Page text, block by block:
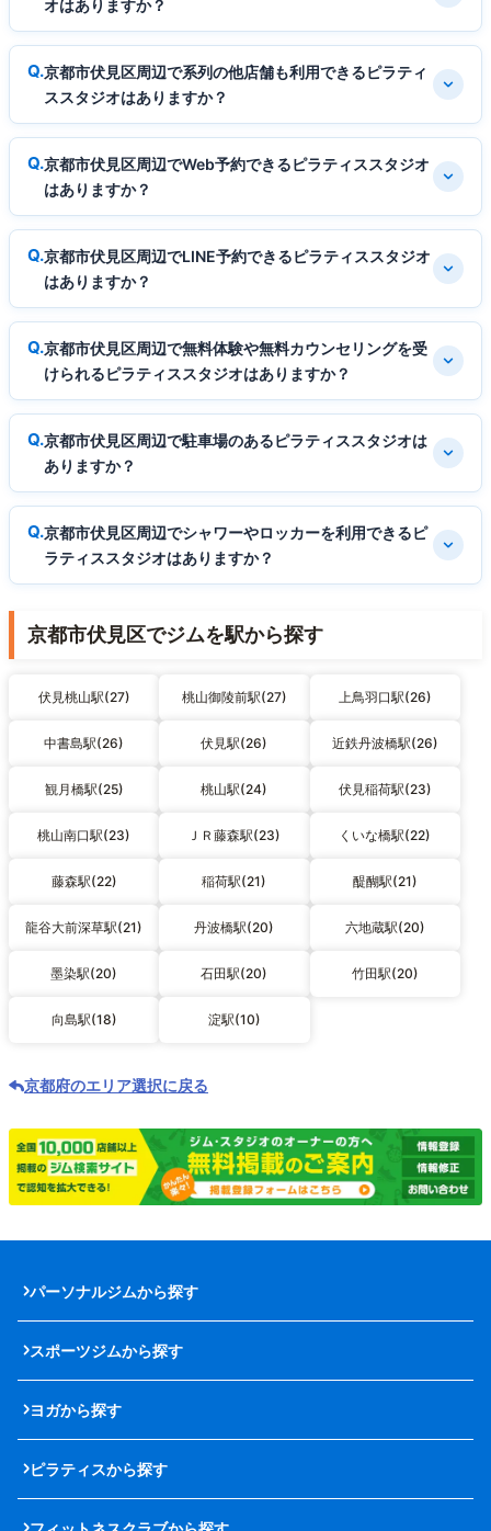
オはありますか？
京都市伏見区周辺で系列の他店舗も利用できるピラティ
ススタジオはありますか？
京都市伏見区周辺でWeb予約できるピラティススタジオ
はありますか？
京都市伏見区周辺でLINE予約できるピラティススタジオ
はありますか？
京都市伏見区周辺で無料体験や無料カウンセリングを受
けられるピラティススタジオはありますか？
京都市伏見区周辺で駐車場のあるピラティススタジオは
ありますか？
京都市伏見区周辺でシャワーやロッカーを利用できるピ
ラティススタジオはありますか？
京都市伏見区でジムを駅から探す
伏見桃山駅(27) 桃山御陵前駅(27) 上鳥羽口駅(26)
中書島駅(26) 伏見駅(26) 近鉄丹波橋駅(26)
観月橋駅(25) 桃山駅(24) 伏見稲荷駅(23)
桃山南口駅(23) ＪＲ藤森駅(23) くいな橋駅(22)
藤森駅(22) 稲荷駅(21) 醍醐駅(21)
龍谷大前深草駅(21) 丹波橋駅(20) 六地蔵駅(20)
墨染駅(20) 石田駅(20) 竹田駅(20)
向島駅(18) 淀駅(10)
京都府のエリア選択に戻る
パーソナルジムから探す
スポーツジムから探す
ヨガから探す
ピラティスから探す